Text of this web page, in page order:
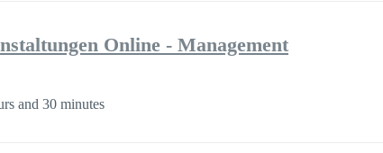
Online - Management
and 30 minutes